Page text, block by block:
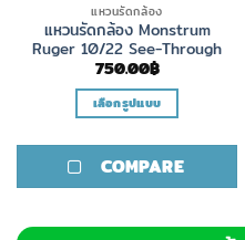
แหวนรัดกล้อง
แหวนรัดกล้อง Monstrum
Ruger 10/22 See-Through
750.00฿
เลือกรูปแบบ
product
has
variants.
COMPARE